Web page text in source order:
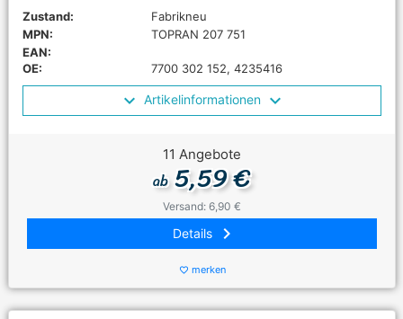
Zustand:
Fabrikneu
MPN:
TOPRAN 207 751
EAN:
OE:
7700 302 152, 4235416
Artikelinformationen
11 Angebote
ab5,59 €
Versand: 6,90 €
Details keyboard_arrow_right
favorite_border merken